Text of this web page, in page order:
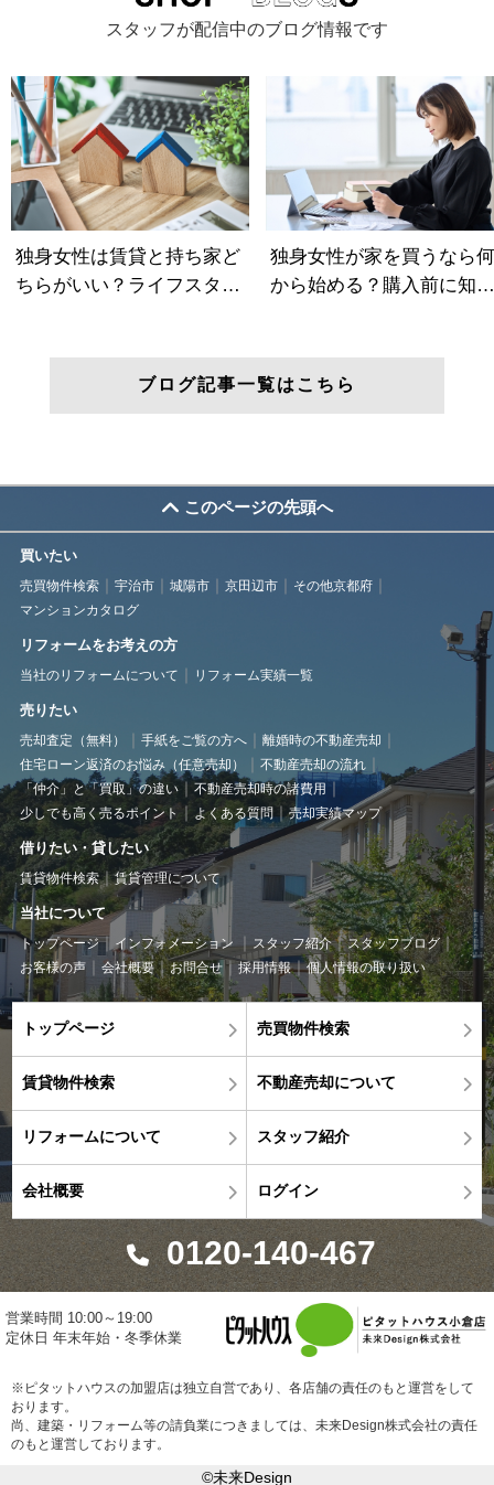
スタッフが配信中のブログ情報です
ブログ記事一覧はこちら
このページの先頭へ
買いたい
売買物件検索 宇治市 城陽市 京田辺市
その他京都府
マンションカタログ
リフォームをお考えの方
当社のリフォームについて リフォーム実績一覧
売りたい
売却査定（無料） 手紙をご覧の方へ
離婚時の不動産売却
住宅ローン返済のお悩み（任意売却）
不動産売却の流れ
「仲介」と「買取」の違い
不動産売却時の諸費用
少しでも高く売るポイント
よくある質問 売却実績マップ
借りたい・貸したい
賃貸物件検索 賃貸管理について
当社について
トップページ インフォメーション スタッフ紹介
スタッフブログ
お客様の声
会社概要 お問合せ 採用情報 個人情報の取り扱い
トップページ 売買物件検索
賃貸物件検索 不動産売却について
リフォームについて スタッフ紹介
会社概要 ログイン
0120-140-467
営業時間 10:00～19:00
定休日 年末年始・冬季休業
※ピタットハウスの加盟店は独立自営であり、各店舗の責任のもと運営をして
おります。
尚、建築・リフォーム等の請負業につきましては、未来Design株式会社の責任
のもと運営しております。
©未来Design